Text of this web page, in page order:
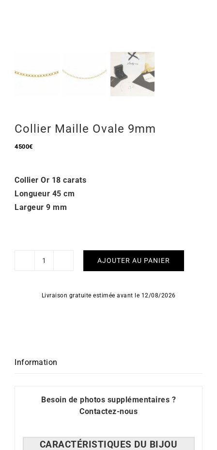
Collier Maille Ovale 9mm
4500€
Collier Or 18 carats
Longueur 45 cm
Largeur 9 mm
quantité
Maille
AJOUTER AU PANIER
Livraison gratuite estimée avant le 12/08/2026
Information
Besoin de photos supplémentaires ?
Contactez-nous
CARACTÉRISTIQUES DU BIJOU